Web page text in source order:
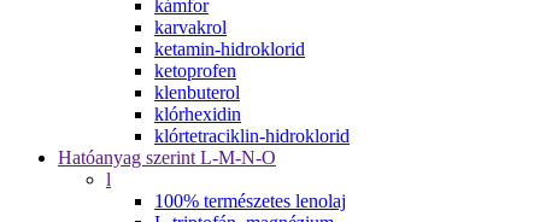
kámfor
karvakrol
ketamin-hidroklorid
ketoprofen
klenbuterol
klórhexidin
klórtetraciklin-hidroklorid
Hatóanyag szerint L-M-N-O
l
100% természetes lenolaj